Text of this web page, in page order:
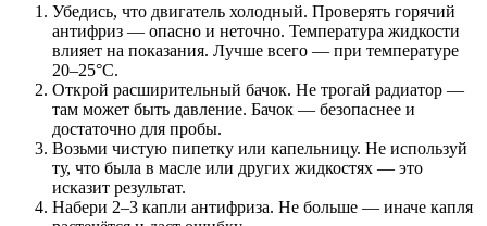
Убедись, что двигатель холодный. Проверять горячий
антифриз — опасно и неточно. Температура жидкости
влияет на показания. Лучше всего — при температуре
20–25°C.
Открой расширительный бачок. Не трогай радиатор —
там может быть давление. Бачок — безопаснее и
достаточно для пробы.
Возьми чистую пипетку или капельницу. Не используй
ту, что была в масле или других жидкостях — это
исказит результат.
Набери 2–3 капли антифриза. Не больше — иначе капля